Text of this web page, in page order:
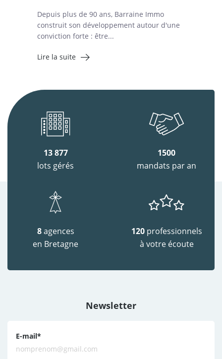
Depuis plus de 90 ans, Barraine Immo
construit son développement autour d'une
conviction forte : être...
Lire la suite
13 877
lots gérés
1500
mandats par an
8agences
en Bretagne
120 professionnels
à votre écoute
Newsletter
E-mail*